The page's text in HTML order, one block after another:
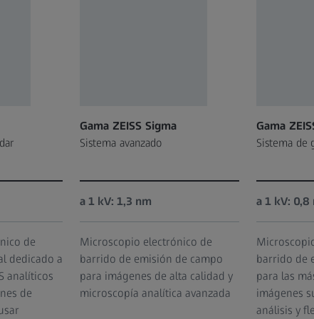
Gama ZEISS Sigma
Sistema avanzado
Gama
Sistema de
a 1 kV: 1,3 nm a 1 kV: 0,8
de
dedicado a
analíticos
de
Microscopio electrónico de
barrido de emisión de campo
para imágenes de alta calidad y
microscopía analítica avanzada
barrido de
para las
imágenes
análisis y